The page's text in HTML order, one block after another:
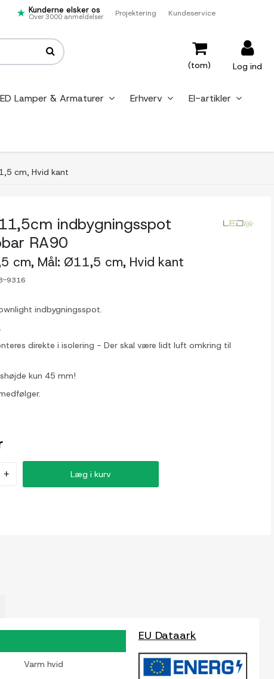
Kunderne elsker os
Over 3000 anmeldelser Projektering Kundeservice
Log ind
(tom)
Lamper & Armaturer Erhverv El-artikler
cm, Hvid kant
indbygningsspot
RA90
cm, Mål: Ø11,5 cm, Hvid kant
9316
indbygningsspot.
direkte i isolering - Der skal være lidt luft omkring til
kun 45 mm!
+ Læg i kurv
Varm hvid
EU Dataark